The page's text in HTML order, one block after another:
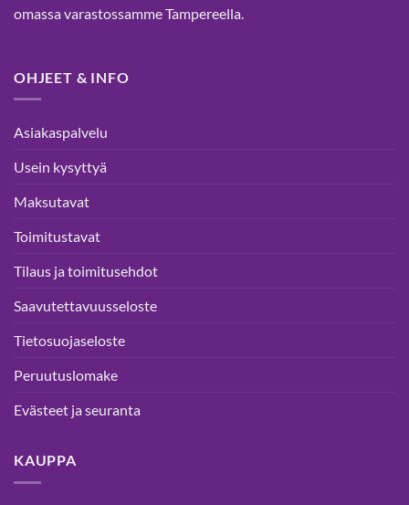
omassa varastossamme Tampereella.
OHJEET & INFO
Asiakaspalvelu
Usein kysyttyä
Maksutavat
Toimitustavat
Tilaus ja toimitusehdot
Saavutettavuusseloste
Tietosuojaseloste
Peruutuslomake
Evästeet ja seuranta
KAUPPA